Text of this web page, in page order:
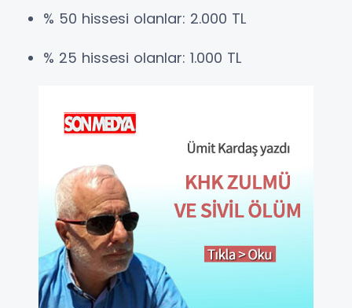
% 50 hissesi olanlar: 2.000 TL
% 25 hissesi olanlar: 1.000 TL